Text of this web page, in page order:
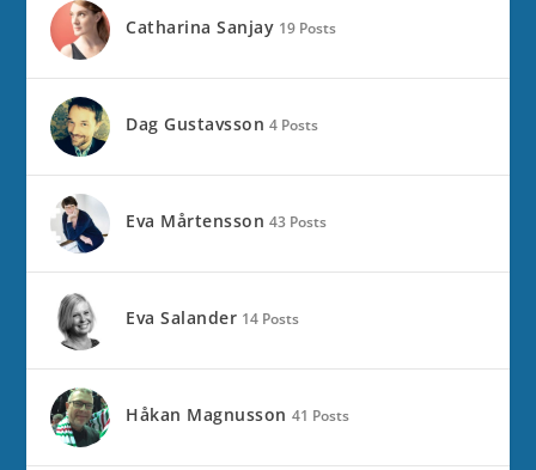
Catharina Sanjay 19 Posts
Dag Gustavsson 4 Posts
Eva Mårtensson 43 Posts
Eva Salander 14 Posts
Håkan Magnusson 41 Posts